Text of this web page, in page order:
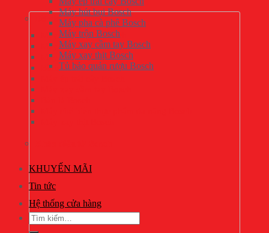
Đồ gia dụng Bosch
Máy pha cà phê Bosch
Máy trộn Bosch
Máy hút bụi Bosch
Bình siêu tốc Bosch
KHUYẾN MÃI
Tin tức
Hệ thống cửa hàng
Tìm
kiếm:
Máy hút bụi Bosch
Máy pha cà phê Bosch
Máy trộn Bosch
Máy xay cầm tay Bosch
Máy xay thịt Bosch
Tủ bảo quản rượu Bosch